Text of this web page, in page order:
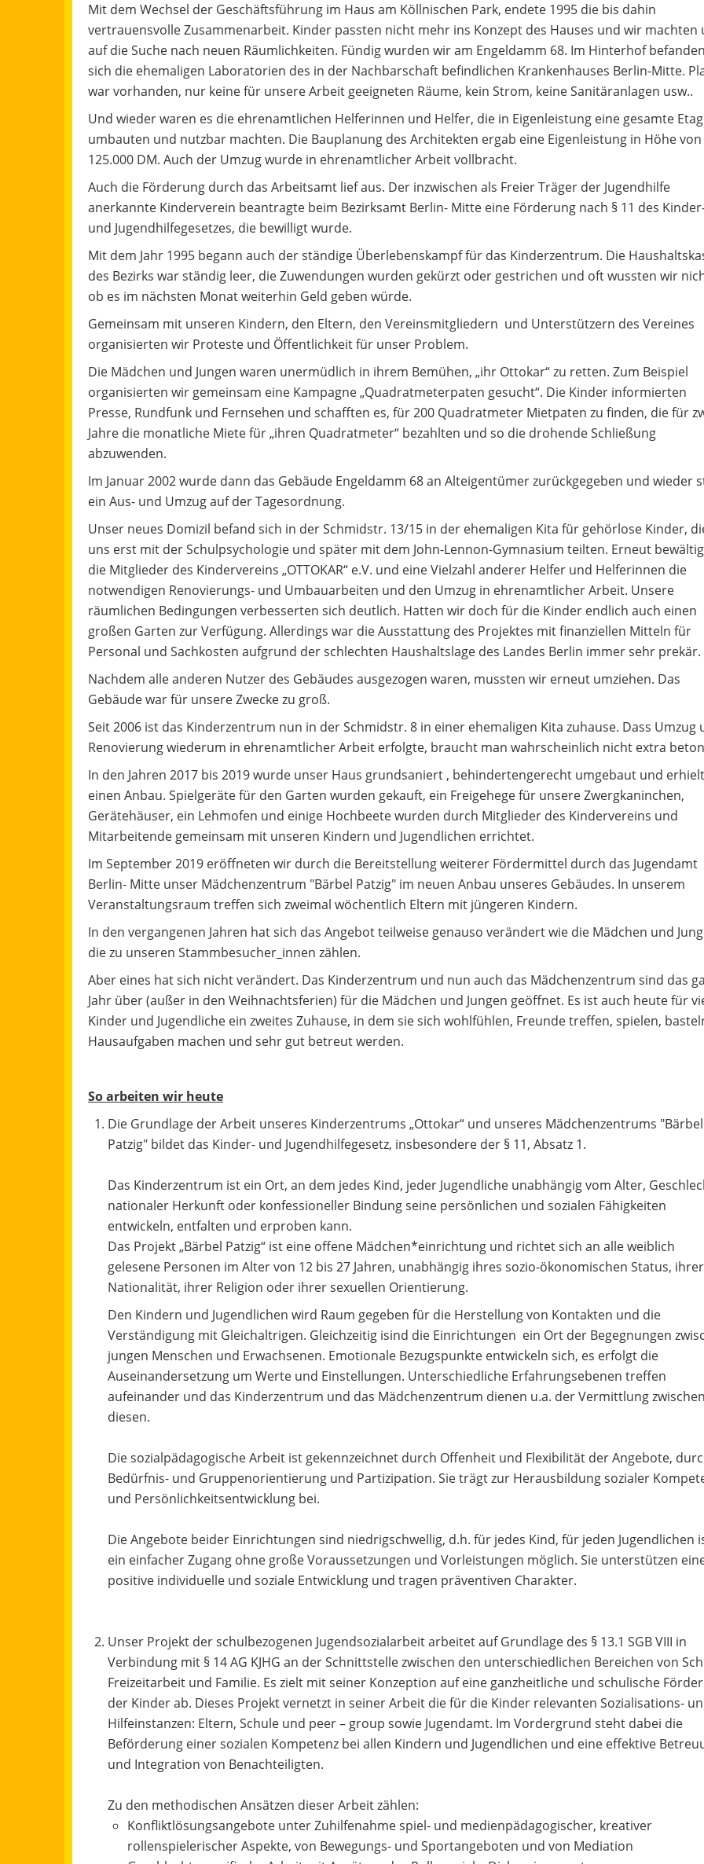
Mit dem Wechsel der Geschäftsführung im Haus am Köllnischen Park, endete 1995 die bis dahin
vertrauensvolle Zusammenarbeit. Kinder passten nicht mehr ins Konzept des Hauses und wir machten
auf die Suche nach neuen Räumlichkeiten. Fündig wurden wir am Engeldamm 68. Im Hinterhof befanden
sich die ehemaligen Laboratorien des in der Nachbarschaft befindlichen Krankenhauses Berlin-Mitte.
war vorhanden, nur keine für unsere Arbeit geeigneten Räume, kein Strom, keine Sanitäranlagen usw..
Und wieder waren es die ehrenamtlichen Helferinnen und Helfer, die in Eigenleistung eine gesamte
umbauten und nutzbar machten. Die Bauplanung des Architekten ergab eine Eigenleistung in Höhe von
125.000 DM. Auch der Umzug wurde in ehrenamtlicher Arbeit vollbracht.
Auch die Förderung durch das Arbeitsamt lief aus. Der inzwischen als Freier Träger der Jugendhilfe
anerkannte Kinderverein beantragte beim Bezirksamt Berlin- Mitte eine Förderung nach § 11 des
und Jugendhilfegesetzes, die bewilligt wurde.
Mit dem Jahr 1995 begann auch der ständige Überlebenskampf für das Kinderzentrum. Die
des Bezirks war ständig leer, die Zuwendungen wurden gekürzt oder gestrichen und oft wussten wir
ob es im nächsten Monat weiterhin Geld geben würde.
Gemeinsam mit unseren Kindern, den Eltern, den Vereinsmitgliedern und Unterstützern des Vereines
organisierten wir Proteste und Öffentlichkeit für unser Problem.
Die Mädchen und Jungen waren unermüdlich in ihrem Bemühen, „ihr Ottokar“ zu retten. Zum Beispiel
organisierten wir gemeinsam eine Kampagne „Quadratmeterpaten gesucht“. Die Kinder informierten
Presse, Rundfunk und Fernsehen und schafften es, für 200 Quadratmeter Mietpaten zu finden, die für
Jahre die monatliche Miete für „ihren Quadratmeter“ bezahlten und so die drohende Schließung
abzuwenden.
Im Januar 2002 wurde dann das Gebäude Engeldamm 68 an Alteigentümer zurückgegeben und wieder
ein Aus- und Umzug auf der Tagesordnung.
Unser neues Domizil befand sich in der Schmidstr. 13/15 in der ehemaligen Kita für gehörlose Kinder,
uns erst mit der Schulpsychologie und später mit dem John-Lennon-Gymnasium teilten. Erneut
die Mitglieder des Kindervereins „OTTOKAR“ e.V. und eine Vielzahl anderer Helfer und Helferinnen die
notwendigen Renovierungs- und Umbauarbeiten und den Umzug in ehrenamtlicher Arbeit. Unsere
räumlichen Bedingungen verbesserten sich deutlich. Hatten wir doch für die Kinder endlich auch einen
großen Garten zur Verfügung. Allerdings war die Ausstattung des Projektes mit finanziellen Mitteln für
Personal und Sachkosten aufgrund der schlechten Haushaltslage des Landes Berlin immer sehr prekär.
Nachdem alle anderen Nutzer des Gebäudes ausgezogen waren, mussten wir erneut umziehen. Das
Gebäude war für unsere Zwecke zu groß.
Seit 2006 ist das Kinderzentrum nun in der Schmidstr. 8 in einer ehemaligen Kita zuhause. Dass Umzug
Renovierung wiederum in ehrenamtlicher Arbeit erfolgte, braucht man wahrscheinlich nicht extra
In den Jahren 2017 bis 2019 wurde unser Haus grundsaniert , behindertengerecht umgebaut und erhielt
einen Anbau. Spielgeräte für den Garten wurden gekauft, ein Freigehege für unsere Zwergkaninchen,
Gerätehäuser, ein Lehmofen und einige Hochbeete wurden durch Mitglieder des Kindervereins und
Mitarbeitende gemeinsam mit unseren Kindern und Jugendlichen errichtet.
Im September 2019 eröffneten wir durch die Bereitstellung weiterer Fördermittel durch das Jugendamt
Berlin- Mitte unser Mädchenzentrum "Bärbel Patzig" im neuen Anbau unseres Gebäudes. In unserem
Veranstaltungsraum treffen sich zweimal wöchentlich Eltern mit jüngeren Kindern.
In den vergangenen Jahren hat sich das Angebot teilweise genauso verändert wie die Mädchen und
die zu unseren Stammbesucher_innen zählen.
Aber eines hat sich nicht verändert. Das Kinderzentrum und nun auch das Mädchenzentrum sind das
Jahr über (außer in den Weihnachtsferien) für die Mädchen und Jungen geöffnet. Es ist auch heute für
Kinder und Jugendliche ein zweites Zuhause, in dem sie sich wohlfühlen, Freunde treffen, spielen,
Hausaufgaben machen und sehr gut betreut werden.
So arbeiten wir heute
Die Grundlage der Arbeit unseres Kinderzentrums „Ottokar“ und unseres Mädchenzentrums "Bärbel
Patzig" bildet das Kinder- und Jugendhilfegesetz, insbesondere der § 11, Absatz 1.
Das Kinderzentrum ist ein Ort, an dem jedes Kind, jeder Jugendliche unabhängig vom Alter,
nationaler Herkunft oder konfessioneller Bindung seine persönlichen und sozialen Fähigkeiten
entwickeln, entfalten und erproben kann.
Das Projekt „Bärbel Patzig“ ist eine offene Mädchen*einrichtung und richtet sich an alle weiblich
gelesene Personen im Alter von 12 bis 27 Jahren, unabhängig ihres sozio-ökonomischen Status, ihrer
Nationalität, ihrer Religion oder ihrer sexuellen Orientierung.
Den Kindern und Jugendlichen wird Raum gegeben für die Herstellung von Kontakten und die
Verständigung mit Gleichaltrigen. Gleichzeitig isind die Einrichtungen ein Ort der Begegnungen
jungen Menschen und Erwachsenen. Emotionale Bezugspunkte entwickeln sich, es erfolgt die
Auseinandersetzung um Werte und Einstellungen. Unterschiedliche Erfahrungsebenen treffen
aufeinander und das Kinderzentrum und das Mädchenzentrum dienen u.a. der Vermittlung zwischen
diesen.
Die sozialpädagogische Arbeit ist gekennzeichnet durch Offenheit und Flexibilität der Angebote,
Bedürfnis- und Gruppenorientierung und Partizipation. Sie trägt zur Herausbildung sozialer
und Persönlichkeitsentwicklung bei.
Die Angebote beider Einrichtungen sind niedrigschwellig, d.h. für jedes Kind, für jeden Jugendlichen
ein einfacher Zugang ohne große Voraussetzungen und Vorleistungen möglich. Sie unterstützen
positive individuelle und soziale Entwicklung und tragen präventiven Charakter.
Unser Projekt der schulbezogenen Jugendsozialarbeit arbeitet auf Grundlage des § 13.1 SGB VIII in
Verbindung mit § 14 AG KJHG an der Schnittstelle zwischen den unterschiedlichen Bereichen von
Freizeitarbeit und Familie. Es zielt mit seiner Konzeption auf eine ganzheitliche und schulische
der Kinder ab. Dieses Projekt vernetzt in seiner Arbeit die für die Kinder relevanten Sozialisations-
Hilfeinstanzen: Eltern, Schule und peer – group sowie Jugendamt. Im Vordergrund steht dabei die
Beförderung einer sozialen Kompetenz bei allen Kindern und Jugendlichen und eine effektive
und Integration von Benachteiligten.
Zu den methodischen Ansätzen dieser Arbeit zählen:
Konfliktlösungsangebote unter Zuhilfenahme spiel- und medienpädagogischer, kreativer
rollenspielerischer Aspekte, von Bewegungs- und Sportangeboten und von Mediation